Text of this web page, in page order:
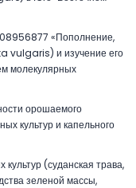
«Пополнение,
vulgaris) и изучение его
молекулярных
орошаемого
культур и капельного
(суданская трава,
зеленой массы,